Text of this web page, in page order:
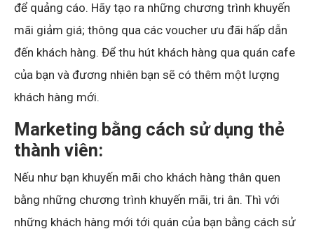
để quảng cáo. Hãy tạo ra những chương trình khuyến
mãi giảm giá; thông qua các voucher ưu đãi hấp dẫn
đến khách hàng. Để thu hút khách hàng qua quán cafe
của bạn và đương nhiên bạn sẽ có thêm một lượng
khách hàng mới.
Marketing bằng cách sử dụng thẻ
thành viên:
Nếu như bạn khuyến mãi cho khách hàng thân quen
bằng những chương trình khuyến mãi, tri ân. Thì với
những khách hàng mới tới quán của bạn bằng cách sử